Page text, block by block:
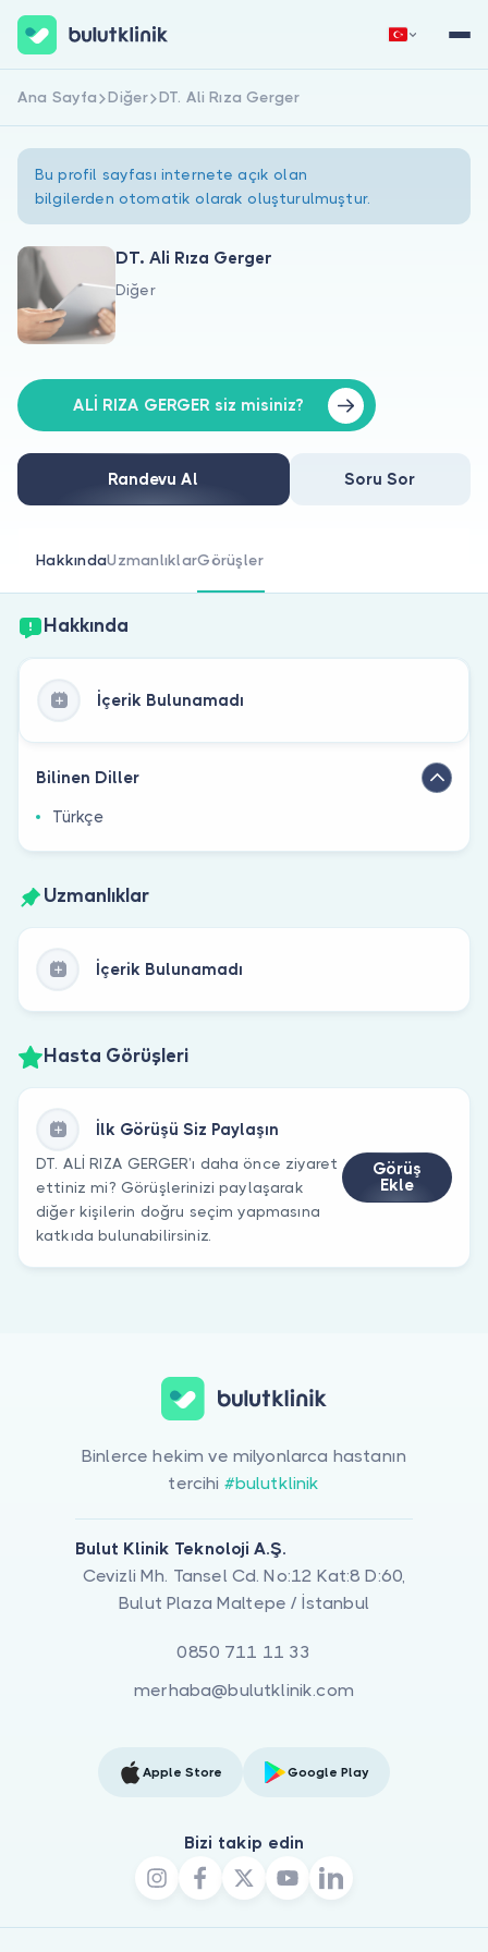
Hakkımızda
Doktorlar için
Doktor musunuz?
Hemen Kaydol
Ana Sayfa Diğer DT. Ali Rıza Gerger
Bu profil sayfası internete açık olan
bilgilerden otomatik olarak oluşturulmuştur.
DT. Ali Rıza Gerger
Diğer
ALİ RIZA GERGER siz misiniz?
Randevu Al Soru Sor
HakkındaUzmanlıklarGörüşler
Hakkında
İçerik Bulunamadı
Bilinen Diller
Türkçe
Uzmanlıklar
İçerik Bulunamadı
Hasta Görüşleri
İlk Görüşü Siz Paylaşın
DT. ALİ RIZA GERGER’ı daha önce ziyaret
ettiniz mi? Görüşlerinizi paylaşarak
diğer kişilerin doğru seçim yapmasına
katkıda bulunabilirsiniz.
Görüş
Ekle
Binlerce hekim ve milyonlarca hastanın
tercihi #bulutklinik
Bulut Klinik Teknoloji A.Ş.
Cevizli Mh. Tansel Cd. No:12 Kat:8 D:60,
Bulut Plaza Maltepe / İstanbul
0850 711 11 33
merhaba@bulutklinik.com
Apple Store Google Play
Bizi takip edin